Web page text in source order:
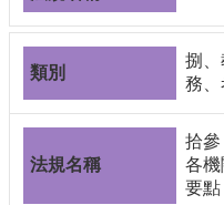
相
活
動
捌、
務、
拾
各
要點